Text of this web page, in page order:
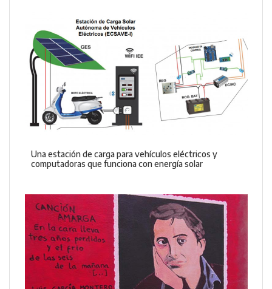
Una estación de carga para vehículos eléctricos y
computadoras que funciona con energía solar